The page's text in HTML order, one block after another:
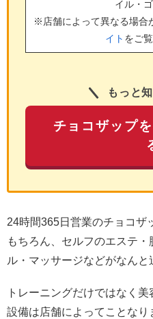
イル・
※店舗によって異なる場合
イト をご
もっと
チョコザップ
24時間365日営業のチョコザ
もちろん、セルフのエステ
ル・マッサージなどがなんと
トレーニングだけではなく
設備は店舗によってことな